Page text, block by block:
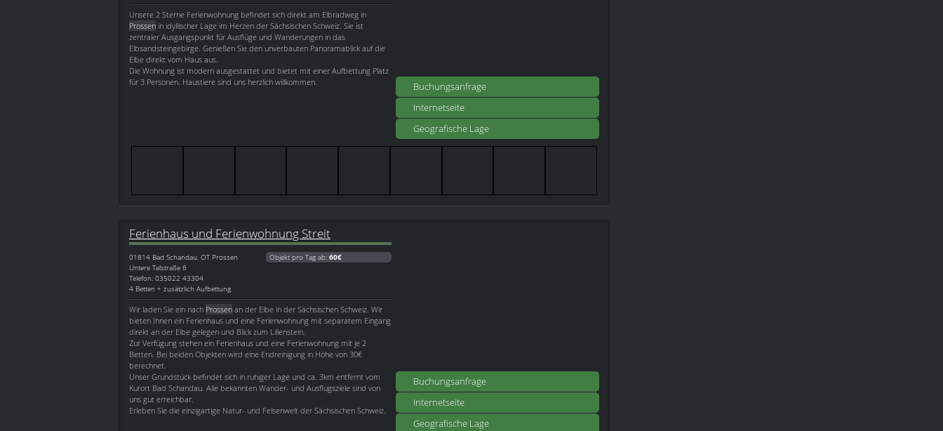
Buchungsanfrage
Internetseite
Geografische Lage
Unsere 2 Sterne Ferienwohnung befindet sich direkt am Elbradweg in
Prossen in idyllischer Lage im Herzen der Sächsischen Schweiz. Sie ist
zentraler Ausgangspunkt für Ausflüge und Wanderungen in das
Elbsandsteingebirge. Genießen Sie den unverbauten Panoramablick auf die
Elbe direkt vom Haus aus.
Die Wohnung ist modern ausgestattet und bietet mit einer Aufbettung Platz
für 3 Personen. Haustiere sind uns herzlich willkommen.
Buchungsanfrage
Internetseite
Geografische Lage
Ferienhaus und Ferienwohnung Streit
01814 Bad Schandau, OT Prossen
Untere Talstraße 6
Telefon: 035022 43304
4 Betten + zusätzlich Aufbettung
Objekt pro Tag ab: 60€
Wir laden Sie ein nach Prossen an der Elbe in der Sächsischen Schweiz. Wir
bieten Ihnen ein Ferienhaus und eine Ferienwohnung mit separatem Eingang
direkt an der Elbe gelegen und Blick zum Lilienstein.
Zur Verfügung stehen ein Ferienhaus und eine Ferienwohnung mit je 2
Betten. Bei beiden Objekten wird eine Endreinigung in Höhe von 30€
berechnet.
Unser Grundstück befindet sich in ruhiger Lage und ca. 3km entfernt vom
Kurort Bad Schandau. Alle bekannten Wander- und Ausflugsziele sind von
uns gut erreichbar.
Erleben Sie die einzigartige Natur- und Felsenwelt der Sächsischen Schweiz.